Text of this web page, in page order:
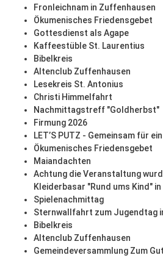
Fronleichnam in Zuffenhausen
Ökumenisches Friedensgebet
Gottesdienst als Agape
Kaffeestüble St. Laurentius
Bibelkreis
Altenclub Zuffenhausen
Lesekreis St. Antonius
Christi Himmelfahrt
Nachmittagstreff "Goldherbst"
Firmung 2026
LET’S PUTZ - Gemeinsam für
Ökumenisches Friedensgebet
Maiandachten
Achtung die Veranstaltung
Kleiderbasar "Rund ums Kind"
Spielenachmittag
Sternwallfahrt zum Jugendtag
Bibelkreis
Altenclub Zuffenhausen
Gemeindeversammlung Zum